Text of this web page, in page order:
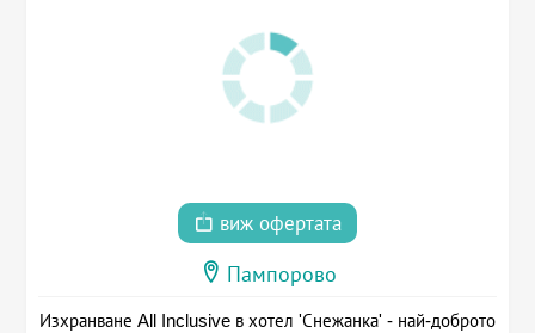
виж офертата
Пампорово
Изхранване All Inclusive в хотел 'Снежанка' - най-доброто